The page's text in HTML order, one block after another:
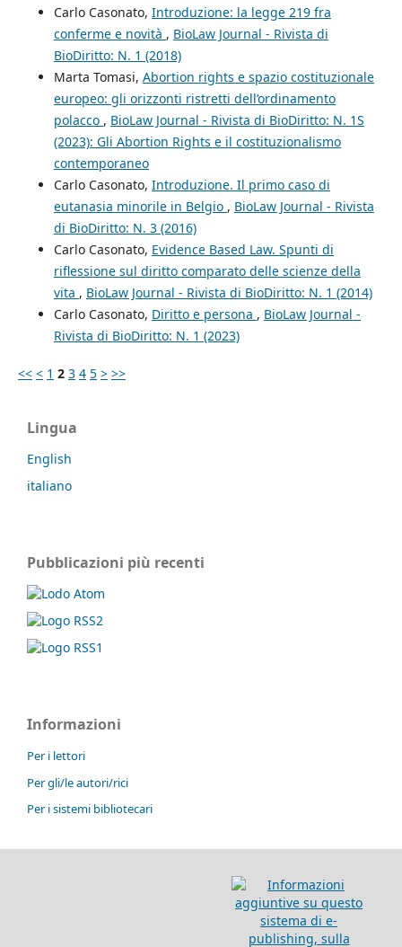
Carlo Casonato, Introduzione: la legge 219 fra
conferme e novità , BioLaw Journal - Rivista di
BioDiritto: N. 1 (2018)
Marta Tomasi, Abortion rights e spazio costituzionale
europeo: gli orizzonti ristretti dell’ordinamento
polacco , BioLaw Journal - Rivista di BioDiritto: N. 1S
(2023): Gli Abortion Rights e il costituzionalismo
contemporaneo
Carlo Casonato, Introduzione. Il primo caso di
eutanasia minorile in Belgio , BioLaw Journal - Rivista
di BioDiritto: N. 3 (2016)
Carlo Casonato, Evidence Based Law. Spunti di
riflessione sul diritto comparato delle scienze della
vita , BioLaw Journal - Rivista di BioDiritto: N. 1 (2014)
Carlo Casonato, Diritto e persona , BioLaw Journal -
Rivista di BioDiritto: N. 1 (2023)
<< < 1 2 3 4 5 > >>
Lingua
English
italiano
Pubblicazioni più recenti
Informazioni
Per i lettori
Per gli/le autori/rici
Per i sistemi bibliotecari